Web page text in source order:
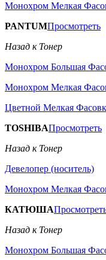
Монохром Мелкая
PANTUMПросмотреть
Назад к Тонер
Монохром Большая
Монохром Мелкая
Цветной Мелкая
TOSHIBAПросмотреть
Назад к Тонер
Девелопер (носитель)
Монохром Мелкая
КАТЮША
Назад к Тонер
Монохром Большая